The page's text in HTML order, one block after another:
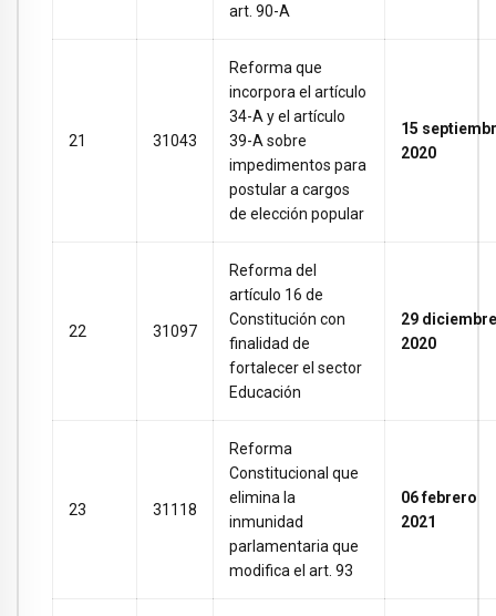
art. 90-A
21 31043
Reforma que
incorpora el artículo
34-A y el artículo
39-A sobre
impedimentos para
postular a cargos
de elección popular
15
2020
22 31097
Reforma del
artículo 16 de
Constitución con
finalidad de
fortalecer el sector
Educación
29 diciembre
2020
23 31118
Reforma
Constitucional que
elimina la
inmunidad
parlamentaria que
modifica el art. 93
06 febrero
2021